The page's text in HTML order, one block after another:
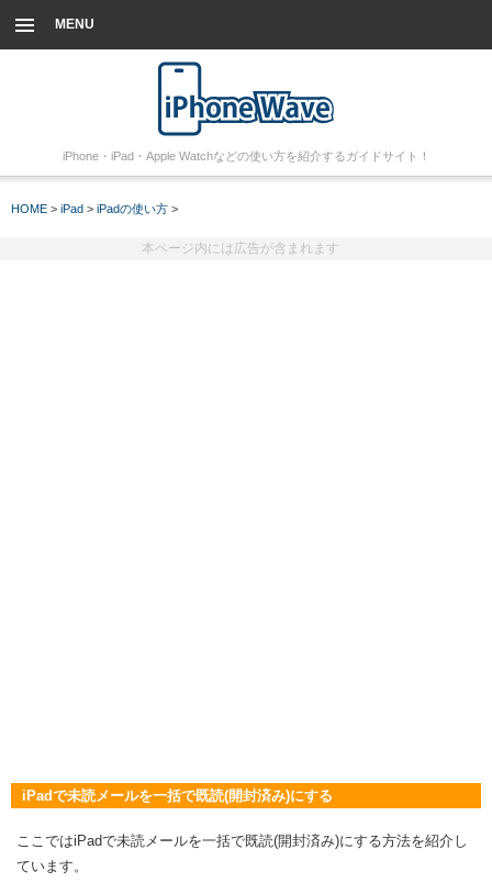
MENU
iPhone・iPad・Apple Watchなどの使い方を紹介するガイドサイト！
HOME > iPad > iPadの使い方 >
本ページ内には広告が含まれます
iPadで未読メールを一括で既読(開封済み)にする
ここではiPadで未読メールを一括で既読(開封済み)にする方法を紹介し
ています。